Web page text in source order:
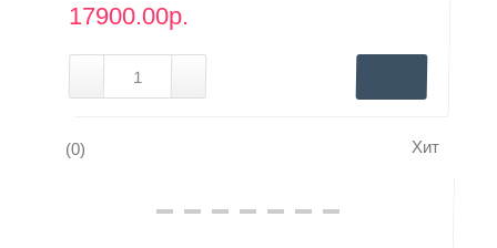
17900.00р.
(0) Хит
Нашли дешевле?